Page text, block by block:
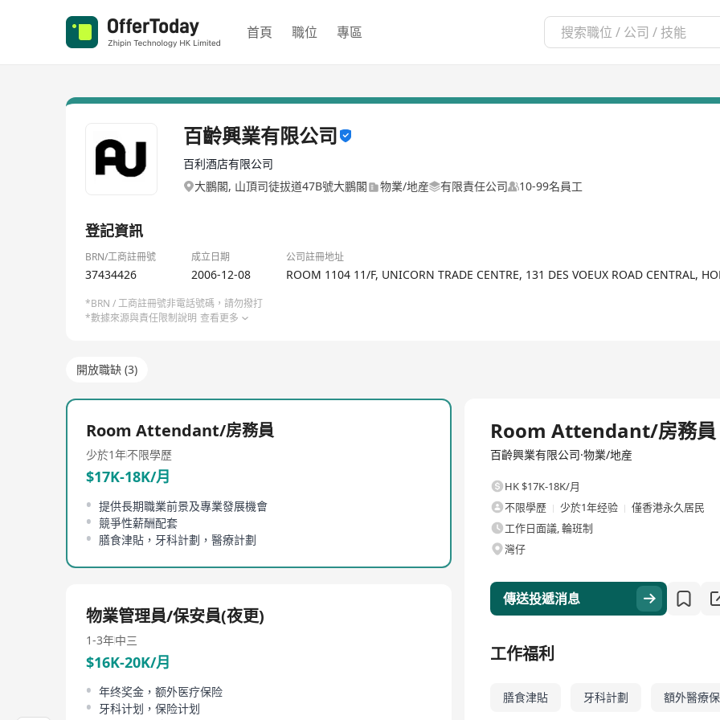
首頁 職位 專區
百齡興業有限公司
百利酒店有限公司
大鵬閣, 山頂司徒拔道47B號大鵬閣
物業/地産 有限責任公司 10-99名員工
登記資訊
BRN/工商註冊號 成立日期 公司註冊地址
37434426 2006-12-08 ROOM 1104 11/F, UNICORN TRADE CENTRE, 131 DES VOEUX ROAD CENTRAL,
*BRN / 工商註冊號非電話號碼，請勿撥打
*數據來源與責任限制說明 查看更多
開放職缺 (3)
Room Attendant/房務員
少於1年不限學歷
$17K-18K/月
提供長期職業前景及專業發展機會
競爭性薪酬配套
膳食津貼，牙科計劃，醫療計劃
物業管理員/保安員(夜更)
1-3年中三
$16K-20K/月
年终奖金，额外医疗保险
牙科计划，保险计划
Room Attendant/房務員
百齡興業有限公司·物業/地産
HK $17K-18K/月
不限學歷
少於1年经验
僅香港永久居民
工作日面議, 輪班制
灣仔
傳送投遞消息
工作福利
膳食津貼 牙科計劃 額外醫療